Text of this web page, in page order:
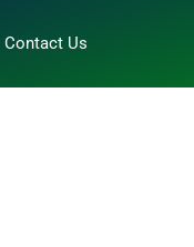
Contact Us